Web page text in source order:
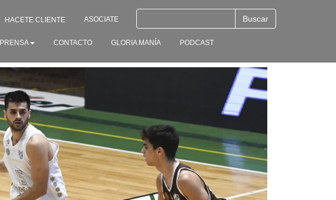
HACETE CLIENTE ASOCIATE
PRENSA CONTACTO GLORIA MANÍA PODCAST